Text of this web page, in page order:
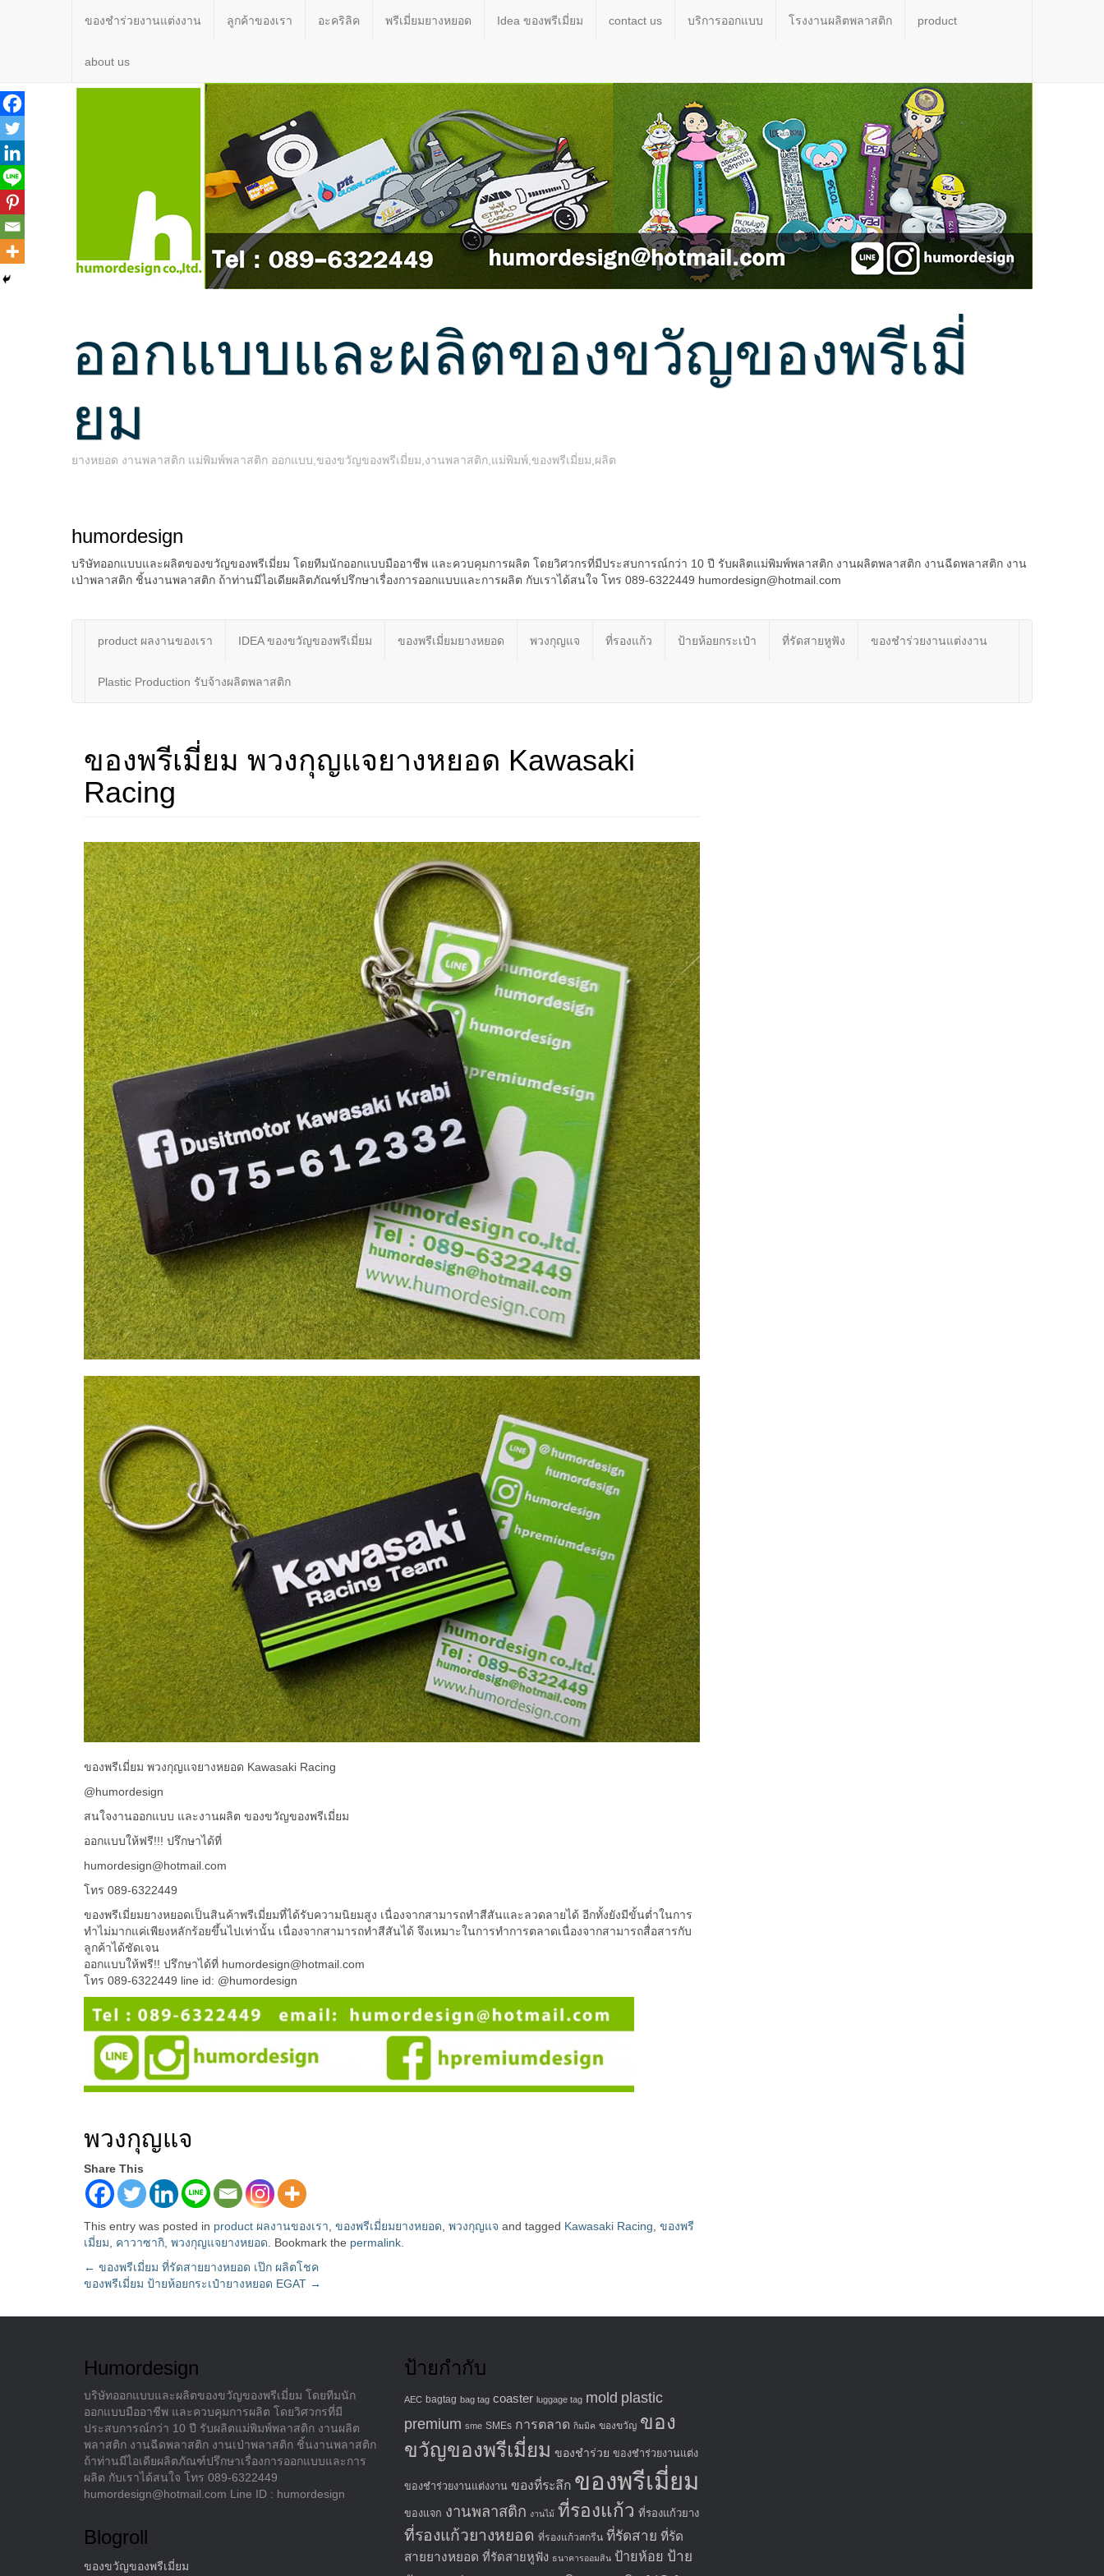
ของชำร่วยงานแต่งงาน ลูกค้าของเรา อะคริลิค พรีเมี่ยมยางหยอด Idea ของพรีเมี่ยม contact us บริการออกแบบ โรงงานผลิตพลาสติก product
about us
ออกแบบและผลิตของขวัญของพรีเมี่
ยม
ยางหยอด งานพลาสติก แม่พิมพ์พลาสติก ออกแบบ,ของขวัญของพรีเมี่ยม,งานพลาสติก,แม่พิมพ์,ของพรีเมี่ยม,ผลิต
humordesign
บริษัทออกแบบและผลิตของขวัญของพรีเมี่ยม โดยทีมนักออกแบบมืออาชีพ และควบคุมการผลิต โดยวิศวกรที่มีประสบการณ์กว่า 10 ปี รับผลิตแม่พิมพ์พลาสติก งานผลิตพลาสติก งานฉีดพลาสติก งาน
เป่าพลาสติก ชิ้นงานพลาสติก ถ้าท่านมีไอเดียผลิตภัณฑ์ปรึกษาเรื่องการออกแบบและการผลิต กับเราได้สนใจ โทร 089-6322449 humordesign@hotmail.com
product ผลงานของเรา IDEA ของขวัญของพรีเมี่ยม ของพรีเมี่ยมยางหยอด พวงกุญแจ ที่รองแก้ว ป้ายห้อยกระเป๋า ที่รัดสายหูฟัง ของชำร่วยงานแต่งงาน
Plastic Production รับจ้างผลิตพลาสติก
ของพรีเมี่ยม พวงกุญแจยางหยอด Kawasaki
Racing
ของพรีเมี่ยม พวงกุญแจยางหยอด Kawasaki Racing
@humordesign
สนใจงานออกแบบ และงานผลิต ของขวัญของพรีเมี่ยม
ออกแบบให้ฟรี!!! ปรึกษาได้ที่
humordesign@hotmail.com
โทร 089-6322449
ของพรีเมี่ยมยางหยอดเป็นสินค้าพรีเมี่ยมที่ได้รับความนิยมสูง เนื่องจากสามารถทำสีสันและลวดลายได้ อีกทั้งยังมีขั้นต่ำในการ
ทำไม่มากแค่เพียงหลักร้อยขึ้นไปเท่านั้น เนื่องจากสามารถทำสีสันได้ จึงเหมาะในการทำการตลาดเนื่องจากสามารถสื่อสารกับ
ลูกค้าได้ชัดเจน
ออกแบบให้ฟรี!! ปรึกษาได้ที่ humordesign@hotmail.com
โทร 089-6322449 line id: @humordesign
พวงกุญแจ
Share This
This entry was posted in product ผลงานของเรา ของพรีเมี่ยมยางหยอด พวงกุญแจ and tagged Kawasaki Racing ของพรี
เมี่ยม
คาวาซากิ พวงกุญแจยางหยอด . Bookmark the permalink
Post
← ของพรีเมี่ยม ที่รัดสายยางหยอด เป๊ก ผลิตโชค
ของพรีเมี่ยม ป้ายห้อยกระเป๋ายางหยอด EGAT →
Humordesign
บริษัทออกแบบและผลิตของขวัญของพรีเมี่ยม โดยทีมนัก
ออกแบบมืออาชีพ และควบคุมการผลิต โดยวิศวกรที่มี
ประสบการณ์กว่า 10 ปี รับผลิตแม่พิมพ์พลาสติก งานผลิต
พลาสติก งานฉีดพลาสติก งานเป่าพลาสติก ชิ้นงานพลาสติก
ถ้าท่านมีไอเดียผลิตภัณฑ์ปรึกษาเรื่องการออกแบบและการ
ผลิต กับเราได้สนใจ โทร 089-6322449
humordesign@hotmail.com Line ID : humordesign
Blogroll
ของขวัญของพรีเมี่ยม
ป้ายกำกับ
AEC bagtag bag tag coaster luggage tag mold plastic
premium sme SMEs การตลาด กิมมิค ของขวัญ ของ
ขวัญของพรีเมี่ยม ของชำร่วย ของชำร่วยงานแต่ง
ของชำร่วยงานแต่งงาน ของที่ระลึก ของพรีเมี่ยม
ของแจก งานพลาสติก งานไม้ ที่รองแก้ว ที่รองแก้วยาง
ที่รองแก้วยางหยอด ที่รองแก้วสกรีน ที่รัดสาย ที่รัด
สายยางหยอด ที่รัดสายหูฟัง ธนาคารออมสิน ป้ายห้อย ป้าย